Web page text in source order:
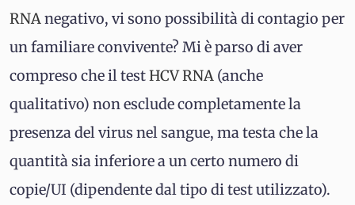
RNAnegativo, vi sono possibilità di contagio per
un familiare convivente? Mi è parso di aver
compreso che il testHCV RNA (anche
qualitativo) non esclude completamente la
presenza del virus nel sangue, ma testa che la
quantità sia inferiore a un certo numero di
copie/UI (dipendente dal tipo di test utilizzato).